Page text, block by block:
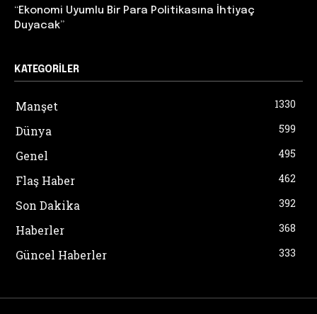
“Ekonomi Uyumlu Bir Para Politikasına İhtiyaç
Duyacak”
KATEGORILER
Manşet 1330
Dünya 599
Genel 495
Flaş Haber 462
Son Dakika 392
Haberler 368
Güncel Haberler 333